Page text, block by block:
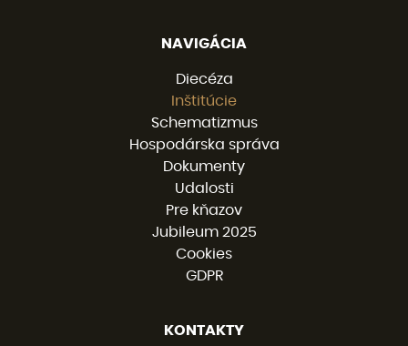
NAVIGÁCIA
Diecéza
Inštitúcie
Schematizmus
Hospodárska správa
Dokumenty
Udalosti
Pre kňazov
Jubileum 2025
Cookies
GDPR
KONTAKTY